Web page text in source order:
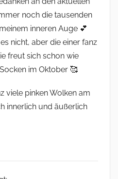
noch die tausenden
inneren Auge 💕
nicht, aber die einer fanz
freut sich schon wie
im Oktober 🥰
viele pinken Wolken am
innerlich und äußerlich